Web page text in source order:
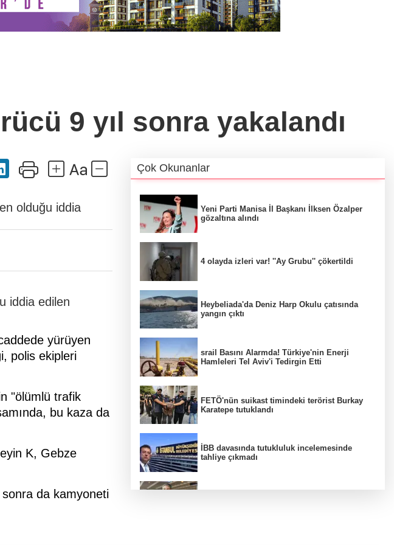
9 yıl sonra yakalandı
olduğu iddia
iddia edilen
yürüyen
polis ekipleri
"ölümlü trafik
bu kaza da
K, Gebze
da kamyoneti
Çok Okunanlar
Yeni Parti Manisa İl Başkanı İlksen Özalper
gözaltına alındı
4 olayda izleri var! ''Ay Grubu'' çökertildi
Heybeliada'da Deniz Harp Okulu çatısında
yangın çıktı
srail Basını Alarmda! Türkiye'nin Enerji
Hamleleri Tel Aviv'i Tedirgin Etti
FETÖ'nün suikast timindeki terörist Burkay
Karatepe tutuklandı
İBB davasında tutukluluk incelemesinde
tahliye çıkmadı